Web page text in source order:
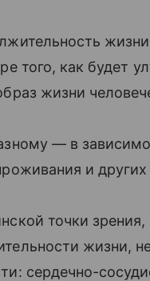
того, как будет
жизни
— в
и
точки
жизни,
сердечно-